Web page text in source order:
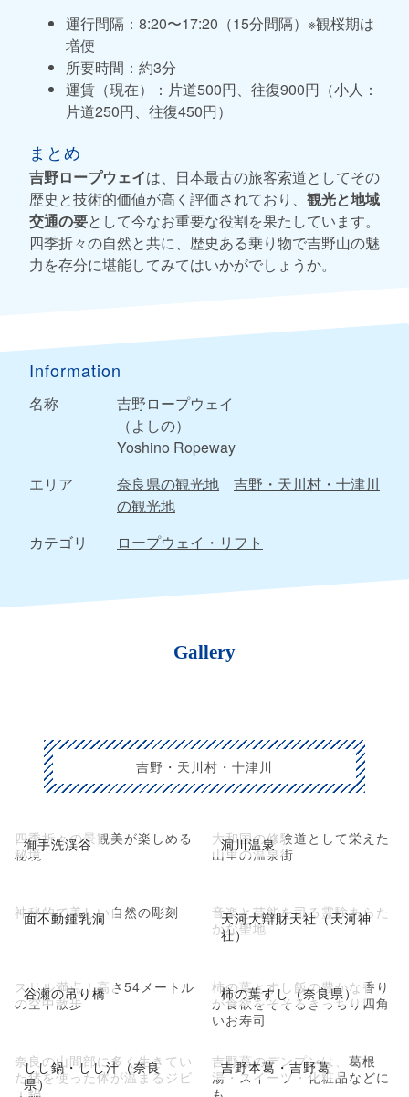
運行間隔：8:20〜17:20（15分間隔）※観桜期は
増便
所要時間：約3分
運賃（現在）：片道500円、往復900円（小人：
片道250円、往復450円）
まとめ
吉野ロープウェイは、日本最古の旅客索道としてその
歴史と技術的価値が高く評価されており、 観光と地域
交通の要として今なお重要な役割を果たしています。
四季折々の自然と共に、歴史ある乗り物で吉野山の魅
力を存分に堪能してみてはいかがでしょうか。
Information
名称
吉野ロープウェイ
（よしの）
Yoshino Ropeway
エリア
奈良県の観光地
吉野・天川村・十津川
の観光地
カテゴリ
ロープウェイ・リフト
Gallery
吉野・天川村・十津川
御手洗渓谷
四季折々の景観美が楽しめる
秘境
洞川温泉
大和国の修験道として栄えた
山里の温泉街
面不動鍾乳洞
神秘的で美しい自然の彫刻
天河大辯財天社（天河神
社）
音楽と芸能を司る霊験あらた
かな聖地
谷瀬の吊り橋
スリル満点！高さ54メートル
の空中散歩
柿の葉すし（奈良県）
柿の葉とすし飯の豊かな香り
が食欲をそそるきっちり四角
いお寿司
しし鍋・しし汁（奈良
県）
奈良の山間部に多く生きてい
た猪を使った体が温まるジビ
吉野本葛・吉野葛
吉野葛のデンプンは、葛根
湯・スイーツ・化粧品などに